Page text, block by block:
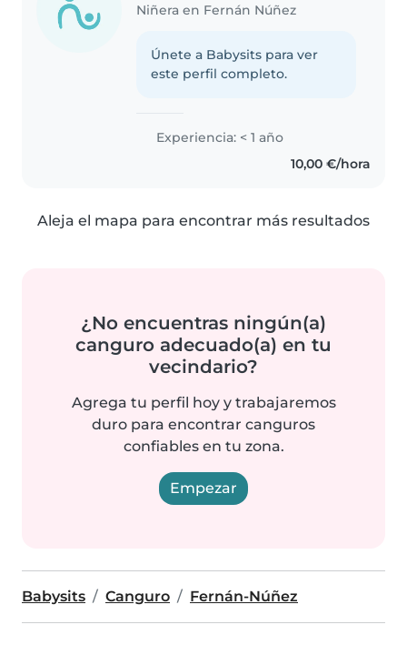
Niñera en Fernán Núñez
Únete a Babysits para ver
este perfil completo.
Experiencia: < 1 año
10,00 €/hora
Aleja el mapa para encontrar más resultados
¿No encuentras ningún(a)
canguro adecuado(a) en tu
vecindario?
Agrega tu perfil hoy y trabajaremos
duro para encontrar canguros
confiables en tu zona.
Empezar
Babysits Canguro Fernán-Núñez